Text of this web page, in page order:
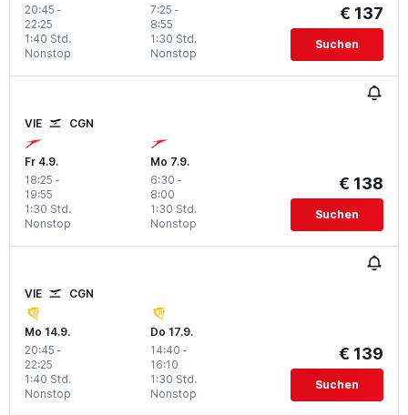
20:45 -
22:25
Nonstop
1:40 Std.
7:25 -
8:55
Nonstop
1:30 Std.
€ 137
Suchen
VIE CGN
Fr 4.9.
18:25 -
19:55
Nonstop
1:30 Std.
Mo 7.9.
6:30 -
8:00
Nonstop
1:30 Std.
€ 138
Suchen
VIE CGN
Mo 14.9.
20:45 -
22:25
Nonstop
1:40 Std.
Do 17.9.
14:40 -
16:10
Nonstop
1:30 Std.
€ 139
Suchen